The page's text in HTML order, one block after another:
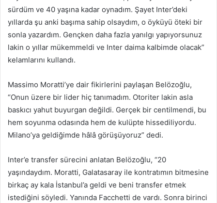
sürdüm ve 40 yaşına kadar oynadım. Şayet Inter’deki
yıllarda şu anki başıma sahip olsaydım, o öyküyü öteki bir
sonla yazardım. Gençken daha fazla yanılgı yapıyorsunuz
lakin o yıllar mükemmeldi ve Inter daima kalbimde olacak”
kelamlarını kullandı.
Massimo Moratti’ye dair fikirlerini paylaşan Belözoğlu,
“Onun üzere bir lider hiç tanımadım. Otoriter lakin asla
baskıcı yahut buyurgan değildi. Gerçek bir centilmendi, bu
hem soyunma odasında hem de kulüpte hissediliyordu.
Milano’ya geldiğimde hâlâ görüşüyoruz” dedi.
Inter’e transfer sürecini anlatan Belözoğlu, “20
yaşındaydım. Moratti, Galatasaray ile kontratımın bitmesine
birkaç ay kala İstanbul’a geldi ve beni transfer etmek
istediğini söyledi. Yanında Facchetti de vardı. Sonra birinci